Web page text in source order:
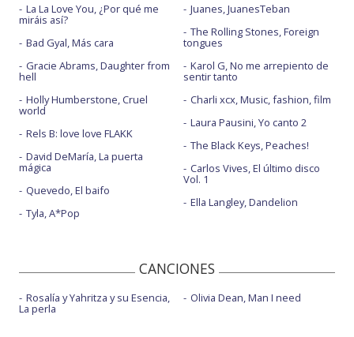
La La Love You, ¿Por qué me
miráis así?
Bad Gyal, Más cara
Gracie Abrams, Daughter from
hell
Holly Humberstone, Cruel
world
Rels B: love love FLAKK
David DeMaría, La puerta
mágica
Quevedo, El baifo
Tyla, A*Pop
Juanes, JuanesTeban
The Rolling Stones, Foreign
tongues
Karol G, No me arrepiento de
sentir tanto
Charli xcx, Music, fashion, film
Laura Pausini, Yo canto 2
The Black Keys, Peaches!
Carlos Vives, El último disco
Vol. 1
Ella Langley, Dandelion
CANCIONES
Rosalía y Yahritza y su Esencia,
La perla
Olivia Dean, Man I need